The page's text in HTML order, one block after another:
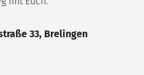
33, Brelingen